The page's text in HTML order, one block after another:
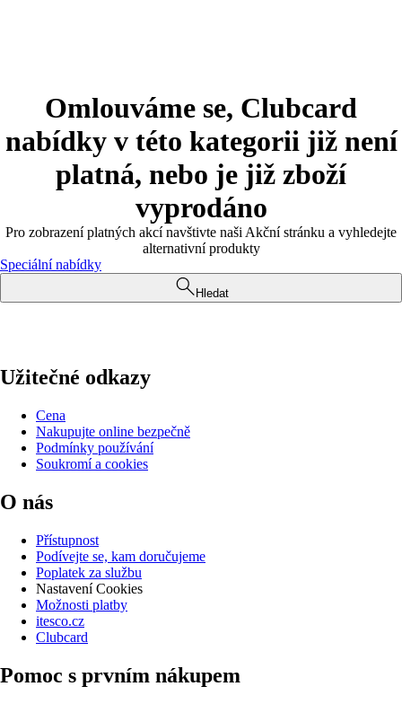
Omlouváme se, Clubcard
nabídky v této kategorii již není
platná, nebo je již zboží
vyprodáno
Pro zobrazení platných akcí navštivte naši Akční stránku a vyhledejte
alternativní produkty
Speciální nabídky
Hledat
Užitečné odkazy
Cena
Nakupujte online bezpečně
Podmínky používání
Soukromí a cookies
O nás
Přístupnost
Podívejte se, kam doručujeme
Poplatek za službu
Nastavení Cookies
Možnosti platby
itesco.cz
Clubcard
Pomoc s prvním nákupem